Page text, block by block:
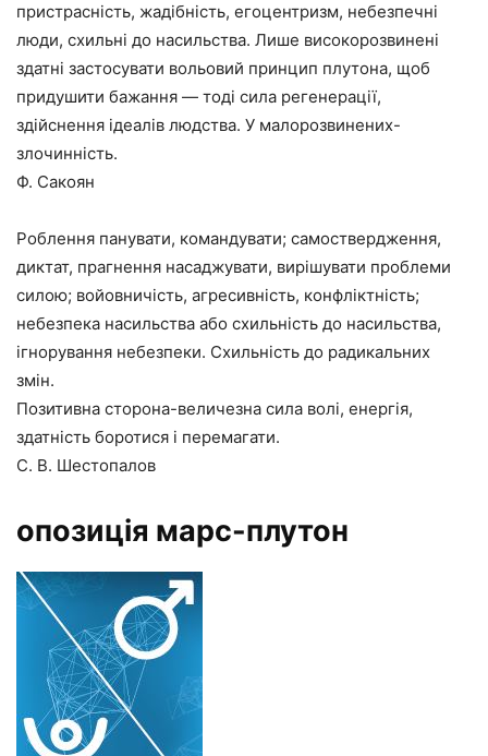
пристрасність, жадібність, егоцентризм, небезпечні
люди, схильні до насильства. Лише високорозвинені
здатні застосувати вольовий принцип плутона, щоб
придушити бажання — тоді сила регенерації,
здійснення ідеалів людства. У малорозвинених-
злочинність.
Ф. Сакоян
Роблення панувати, командувати; самоствердження,
диктат, прагнення насаджувати, вирішувати проблеми
силою; войовничість, агресивність, конфліктність;
небезпека насильства або схильність до насильства,
ігнорування небезпеки. Схильність до радикальних
змін.
Позитивна сторона-величезна сила волі, енергія,
здатність боротися і перемагати.
С. В. Шестопалов
опозиція марс-плутон